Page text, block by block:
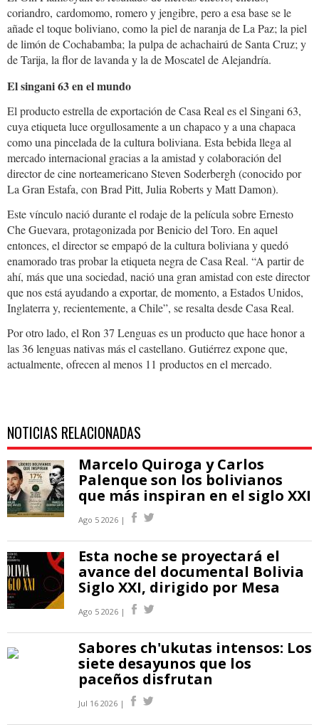
coriandro, cardomomo, romero y jengibre, pero a esa base se le
añade el toque boliviano, como la piel de naranja de La Paz; la piel
de limón de Cochabamba; la pulpa de achachairú de Santa Cruz; y
de Tarija, la flor de lavanda y la de Moscatel de Alejandría.
casa_real_3.jpg
El singani 63 en el mundo
El producto estrella de exportación de Casa Real es el Singani 63,
cuya etiqueta luce orgullosamente a un chapaco y a una chapaca
como una pincelada de la cultura boliviana. Esta bebida llega al
mercado internacional gracias a la amistad y colaboración del
director de cine norteamericano Steven Soderbergh (conocido por
La Gran Estafa, con Brad Pitt, Julia Roberts y Matt Damon).
Este vínculo nació durante el rodaje de la película sobre Ernesto
Che Guevara, protagonizada por Benicio del Toro. En aquel
entonces, el director se empapó de la cultura boliviana y quedó
enamorado tras probar la etiqueta negra de Casa Real. “A partir de
ahí, más que una sociedad, nació una gran amistad con este director
que nos está ayudando a exportar, de momento, a Estados Unidos,
Inglaterra y, recientemente, a Chile”, se resalta desde Casa Real.
Por otro lado, el Ron 37 Lenguas es un producto que hace honor a
las 36 lenguas nativas más el castellano. Gutiérrez expone que,
actualmente, ofrecen al menos 11 productos en el mercado.
NOTICIAS RELACIONADAS
Marcelo Quiroga y Carlos
Palenque son los bolivianos
que más inspiran en el siglo XXI
Ago 5 2026 |
Esta noche se proyectará el
avance del documental Bolivia
Siglo XXI, dirigido por Mesa
Ago 5 2026 |
Sabores ch'ukutas intensos: Los
siete desayunos que los
paceños disfrutan
Jul 16 2026 |